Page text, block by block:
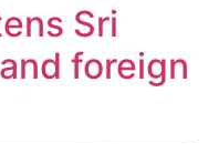
Sri
foreign